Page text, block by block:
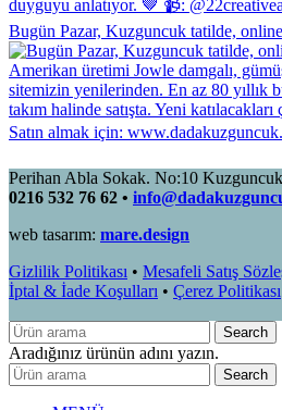
Bugün Pazar, Kuzguncuk tatilde,
Perihan Abla Sokak. No:10
0216 532 76 62 •
web tasarım: mare.design
Gizlilik Politikası • Mesafeli Satış
İptal & İade Koşulları • Çerez Politikası
Search
Aradığınız ürünün adını yazın.
Search